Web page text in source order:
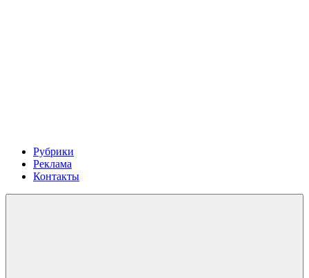
Рубрики
Реклама
Контакты